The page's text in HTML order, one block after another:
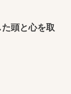
頭と心を取